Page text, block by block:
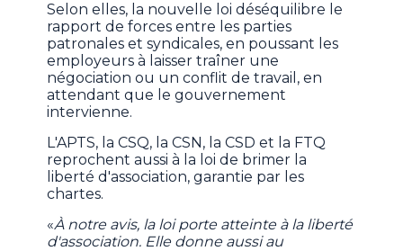
Selon elles, la nouvelle loi déséquilibre le
rapport de forces entre les parties
patronales et syndicales, en poussant les
employeurs à laisser traîner une
négociation ou un conflit de travail, en
attendant que le gouvernement
intervienne.
L'APTS, la CSQ, la CSN, la CSD et la FTQ
reprochent aussi à la loi de brimer la
liberté d'association, garantie par les
chartes.
«À notre avis, la loi porte atteinte à la liberté
d'association. Elle donne aussi au